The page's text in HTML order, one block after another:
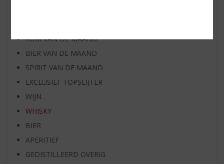
RUM VAN DE MAAND
BIER VAN DE MAAND
SPIRIT VAN DE MAAND
EXCLUSIEF TOPSLIJTER
WIJN
WHISKY
BIER
APERITIEF
GEDISTILLEERD OVERIG